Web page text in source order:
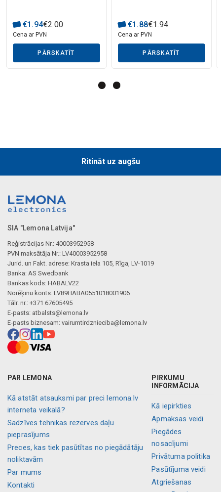
Mākslīgā intelekta apraksts
Mākslīgā intelekta apraksts
Mākslīgā intelekta apraksts
€1 .94€2.00
Cena ar PVN
PĀRSKATĪT
€1 .88€1.94
Cena ar PVN
PĀRSKATĪT
Ritināt uz augšu
SIA "Lemona Latvija"
Reģistrācijas Nr.: 40003952958
PVN maksātāja Nr.: LV40003952958
Jurid. un Fakt. adrese: Krasta iela 105, Rīga, LV-1019
Banka: AS Swedbank
Bankas kods: HABALV22
Norēķinu konts: LV89HABA0551018001906
Tālr. nr.: +371 67605495
E-pasts: atbalsts@lemona.lv
E-pasts biznesam: vairumtirdznieciba@lemona.lv
PAR LEMONA
Kā atstāt atsauksmi par preci lemona.lv
interneta veikalā?
Sadzīves tehnikas rezerves daļu
pieprasījums
Preces, kas tiek pasūtītas no piegādātāju
noliktavām
Par mums
Kontakti
PIRKUMU
INFORMĀCIJA
Kā iepirkties
Apmaksas veidi
Piegādes
nosacījumi
Privātuma politika
Pasūtījuma veidi
Atgriešanas